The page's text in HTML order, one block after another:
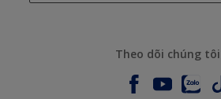
Theo dõi chúng